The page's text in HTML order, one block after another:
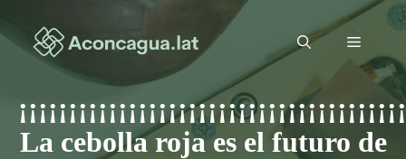
al
contenido
Menú
La cebolla roja es el futuro de